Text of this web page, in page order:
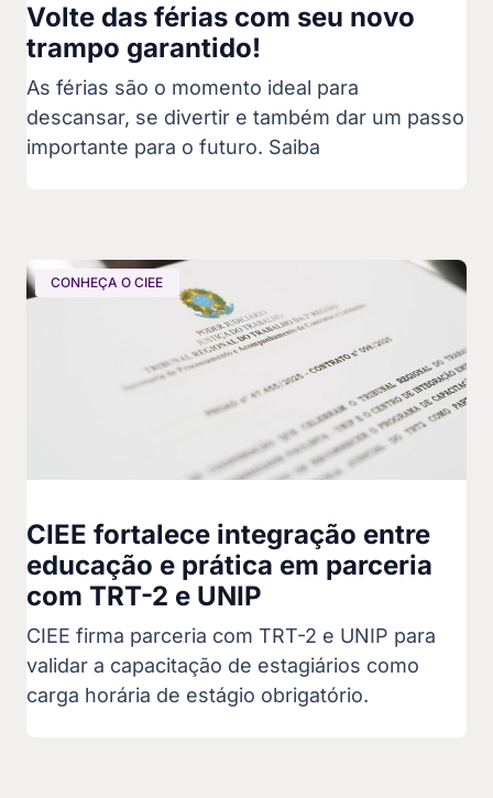
Volte das férias com seu novo
trampo garantido!
As férias são o momento ideal para
descansar, se divertir e também dar um passo
importante para o futuro. Saiba
CONHEÇA O CIEE
CIEE fortalece integração entre
educação e prática em parceria
com TRT-2 e UNIP
CIEE firma parceria com TRT-2 e UNIP para
validar a capacitação de estagiários como
carga horária de estágio obrigatório.